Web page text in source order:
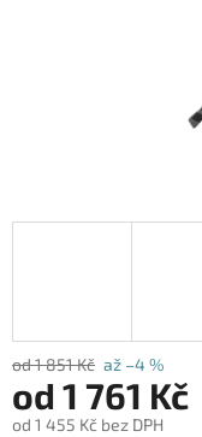
od 1 851 Kč až –4 %
od 1 761 Kč
od 1 455 Kč bez DPH